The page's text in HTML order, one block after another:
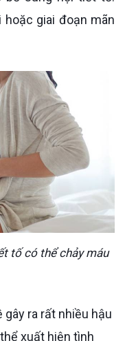
giai đoạn mãn
tố có thể chảy máu
xuất hiện tình